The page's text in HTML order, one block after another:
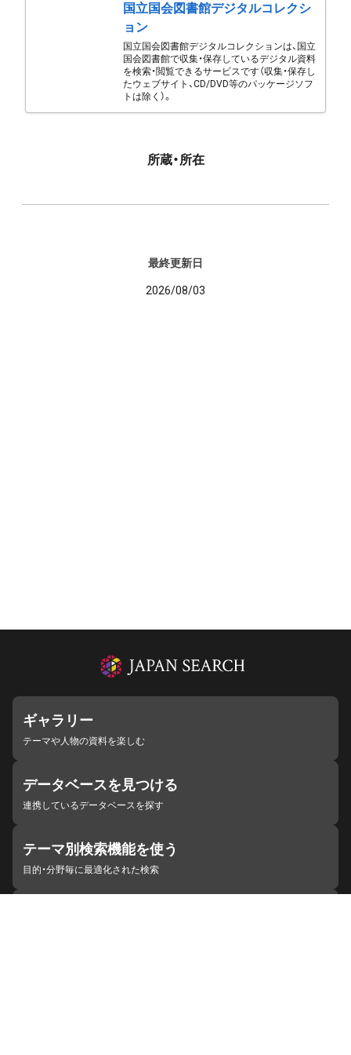
国立国会図書館デジタルコレクシ
ョン
国立国会図書館デジタルコレクションは、国立
国会図書館で収集・保存しているデジタル資料
を検索・閲覧できるサービスです（収集・保存し
たウェブサイト、CD/DVD等のパッケージソフ
トは除く）。
所蔵・所在
最終更新日
2026/08/03
ギャラリー
テーマや人物の資料を楽しむ
データベースを見つける
連携しているデータベースを探す
テーマ別検索機能を使う
目的・分野毎に最適化された検索